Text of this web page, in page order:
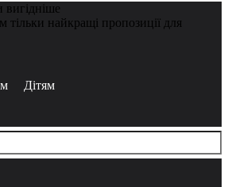
найкращі пропозиції для
Дітям